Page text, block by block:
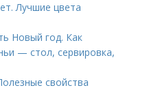
Лучшие цвета
Новый год. Как
— стол, сервировка,
свойства